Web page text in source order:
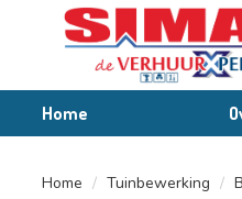
Home
Home Tuinbewerking